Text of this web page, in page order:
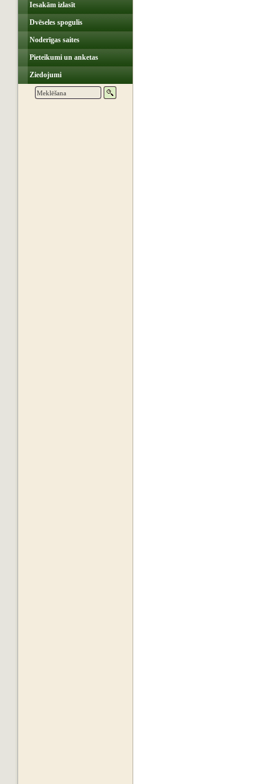
Iesakām izlasīt
Dvēseles spogulis
Noderīgas saites
Pieteikumi un anketas
Ziedojumi